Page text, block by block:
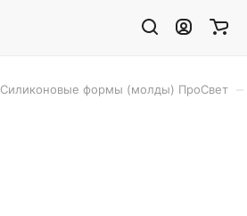
Силиконовые формы (молды) ПроСвет